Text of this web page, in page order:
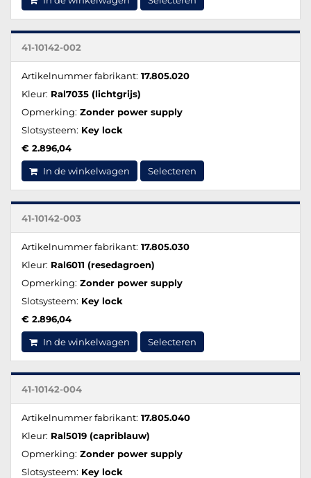
41-10142-002
Artikelnummer fabrikant: 17.805.020
Kleur: Ral7035 (lichtgrijs)
Opmerking: Zonder power supply
Slotsysteem: Key lock
€ 2.896,04
In de winkelwagen Selecteren
41-10142-003
Artikelnummer fabrikant: 17.805.030
Kleur: Ral6011 (resedagroen)
Opmerking: Zonder power supply
Slotsysteem: Key lock
€ 2.896,04
In de winkelwagen Selecteren
41-10142-004
Artikelnummer fabrikant: 17.805.040
Kleur: Ral5019 (capriblauw)
Opmerking: Zonder power supply
Slotsysteem: Key lock